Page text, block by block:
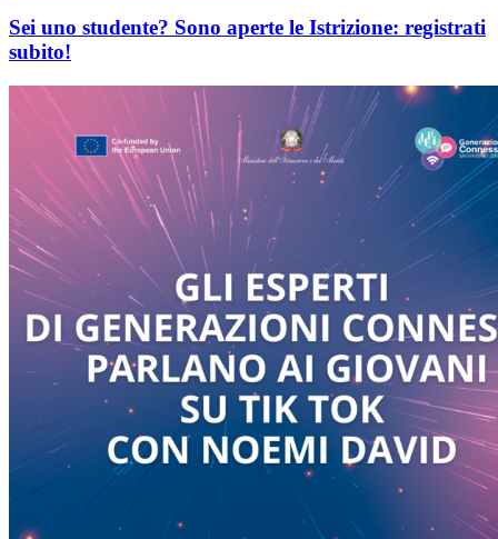
Sei uno studente? Sono aperte le Istrizione: registrati
subito!